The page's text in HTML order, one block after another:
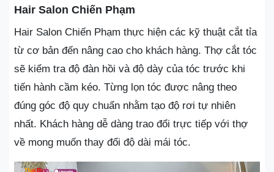
Hair Salon Chiến Phạm
Hair Salon Chiến Phạm thực hiện các kỹ thuật cắt tỉa
từ cơ bản đến nâng cao cho khách hàng. Thợ cắt tóc
sẽ kiểm tra độ đàn hồi và độ dày của tóc trước khi
tiến hành cầm kéo. Từng lọn tóc được nâng theo
đúng góc độ quy chuẩn nhằm tạo độ rơi tự nhiên
nhất. Khách hàng dễ dàng trao đổi trực tiếp với thợ
về mong muốn thay đổi độ dài mái tóc.